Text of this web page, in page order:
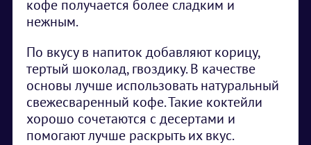
кофе получается более сладким и
нежным.
По вкусу в напиток добавляют корицу,
тертый шоколад, гвоздику. В качестве
основы лучше использовать натуральный
свежесваренный кофе. Такие коктейли
хорошо сочетаются с десертами и
помогают лучше раскрыть их вкус.